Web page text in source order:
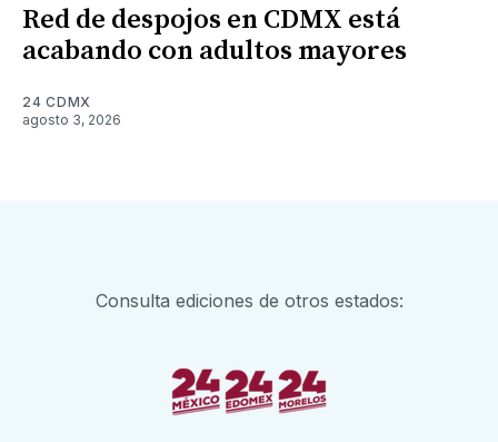
Red de despojos en CDMX está
acabando con adultos mayores
24 CDMX
agosto 3, 2026
Consulta ediciones de otros estados: